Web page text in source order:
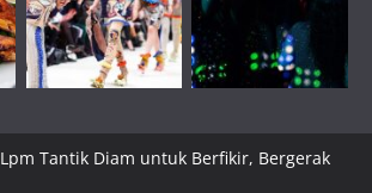
Lpm Tantik Diam untuk Berfikir, Bergerak